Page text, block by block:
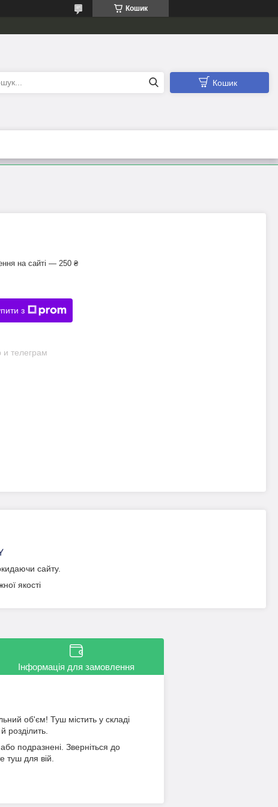
Кошик
Кошик
на сайті — 250 ₴
з
и телеграм
сайту.
якості
Інформація для замовлення
об'єм! Туш містить у складі
розділить.
подразнені. Зверніться до
туш для вій.